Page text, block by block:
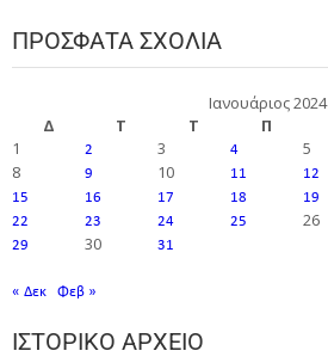
ΠΡΌΣΦΑΤΑ ΣΧΌΛΙΑ
Ιανουάριος 2024
Δ
Τ Τ Π
1
2 3 4 5
8
9 10 11 12
15 16 17 18 19
22 23 24 25 26
29 30 31
« Δεκ Φεβ »
ΙΣΤΟΡΙΚΌ ΑΡΧΕΊΟ